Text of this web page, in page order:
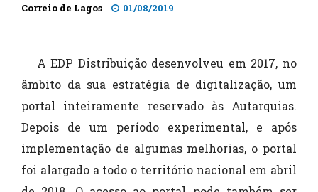
Correio de Lagos 01/08/2019
A EDP Distribuição desenvolveu em 2017, no
âmbito da sua estratégia de digitalização, um
portal inteiramente reservado às Autarquias.
Depois de um período experimental, e após
implementação de algumas melhorias, o portal
foi alargado a todo o território nacional em abril